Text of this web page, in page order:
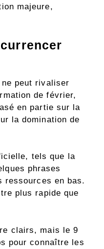
majeure,
peut rivaliser
de février,
en partie sur la
la domination de
tels que la
phrases
ressources en bas.
plus rapide que
clairs, mais le 9
pour connaître les